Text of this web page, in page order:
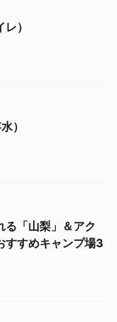
）
）
る「山梨」＆アク
すすめキャンプ場3